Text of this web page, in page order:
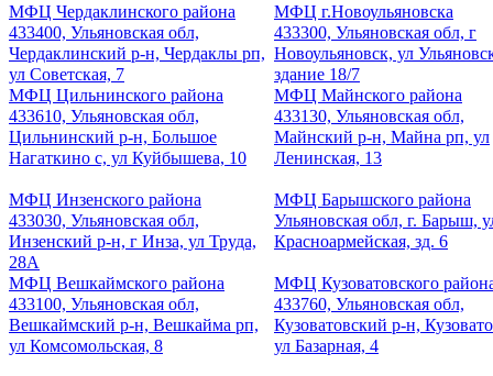
МФЦ Чердаклинского района
433400, Ульяновская обл,
Чердаклинский р-н, Чердаклы рп,
ул Советская, 7
МФЦ г.Новоульяновска
433300, Ульяновская обл, г
Новоульяновск, ул
здание 18/7
МФЦ Цильнинского района
433610, Ульяновская обл,
Цильнинский р-н, Большое
Нагаткино с, ул Куйбышева, 10
МФЦ Майнского района
433130, Ульяновская обл,
Майнский р-н, Майна рп, ул
Ленинская, 13
МФЦ Инзенского района
433030, Ульяновская обл,
Инзенский р-н, г Инза, ул Труда,
28А
МФЦ Барышского района
Ульяновская обл, г. Барыш,
Красноармейская, зд. 6
МФЦ Вешкаймского района
433100, Ульяновская обл,
Вешкаймский р-н, Вешкайма рп,
ул Комсомольская, 8
МФЦ Кузоватовского
433760, Ульяновская обл,
Кузоватовский р-н,
ул Базарная, 4